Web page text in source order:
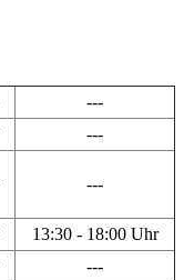
---
---
---
13:30 - 18:00 Uhr
---